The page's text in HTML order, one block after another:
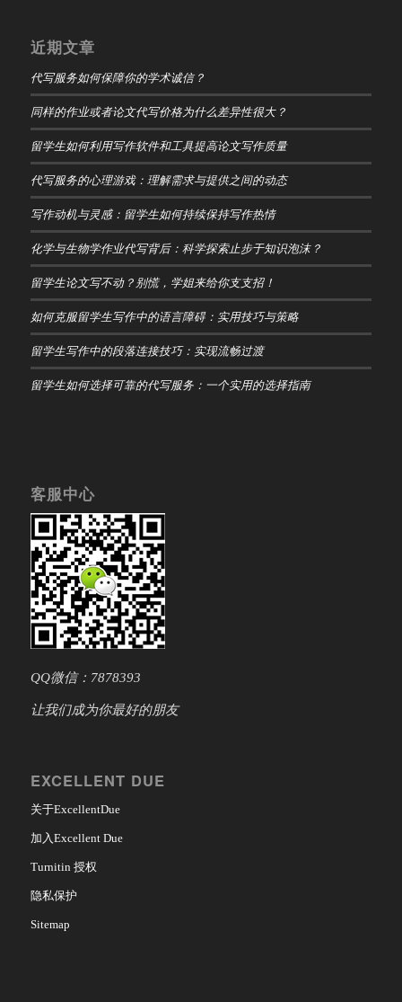
近期文章
代写服务如何保障你的学术诚信？
同样的作业或者论文代写价格为什么差异性很大？
留学生如何利用写作软件和工具提高论文写作质量
代写服务的心理游戏：理解需求与提供之间的动态
写作动机与灵感：留学生如何持续保持写作热情
化学与生物学作业代写背后：科学探索止步于知识泡沫？
留学生论文写不动？别慌，学姐来给你支支招！
如何克服留学生写作中的语言障碍：实用技巧与策略
留学生写作中的段落连接技巧：实现流畅过渡
留学生如何选择可靠的代写服务：一个实用的选择指南
客服中心
QQ微信：7878393
让我们成为你最好的朋友
EXCELLENT DUE
关于ExcellentDue
加入Excellent Due
Turnitin 授权
隐私保护
Sitemap